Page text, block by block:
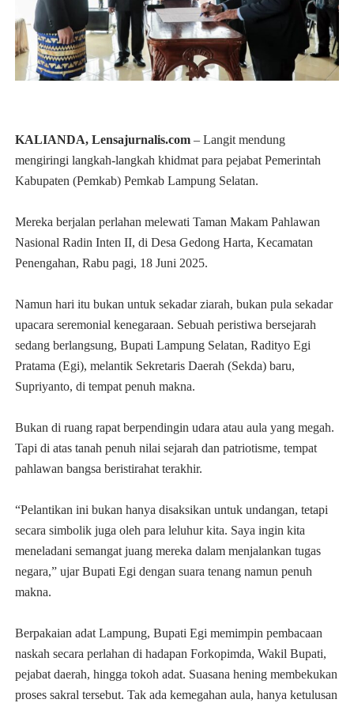
KALIANDA, Lensajurnalis.com– Langit mendung
mengiringi langkah-langkah khidmat para pejabat Pemerintah
Kabupaten (Pemkab) Pemkab Lampung Selatan.
Mereka berjalan perlahan melewati Taman Makam Pahlawan
Nasional Radin Inten II, di Desa Gedong Harta, Kecamatan
Penengahan, Rabu pagi, 18 Juni 2025.
Namun hari itu bukan untuk sekadar ziarah, bukan pula sekadar
upacara seremonial kenegaraan. Sebuah peristiwa bersejarah
sedang berlangsung, Bupati Lampung Selatan, Radityo Egi
Pratama (Egi), melantik Sekretaris Daerah (Sekda) baru,
Supriyanto, di tempat penuh makna.
Bukan di ruang rapat berpendingin udara atau aula yang megah.
Tapi di atas tanah penuh nilai sejarah dan patriotisme, tempat
pahlawan bangsa beristirahat terakhir.
“Pelantikan ini bukan hanya disaksikan untuk undangan, tetapi
secara simbolik juga oleh para leluhur kita. Saya ingin kita
meneladani semangat juang mereka dalam menjalankan tugas
negara,” ujar Bupati Egi dengan suara tenang namun penuh
makna.
Berpakaian adat Lampung, Bupati Egi memimpin pembacaan
naskah secara perlahan di hadapan Forkopimda, Wakil Bupati,
pejabat daerah, hingga tokoh adat. Suasana hening membekukan
proses sakral tersebut. Tak ada kemegahan aula, hanya ketulusan